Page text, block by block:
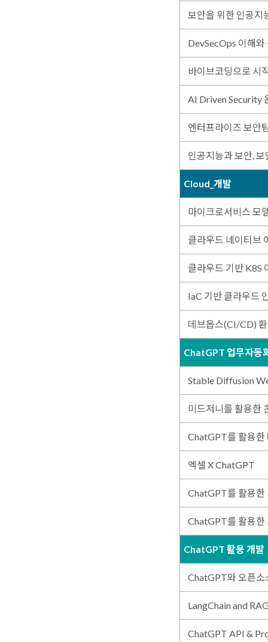
보안을 위한 인공지
DevSecOps 이해와
바이브코딩으로 시
AI Driven Security
엔터프라이즈 보안
인공지능과 보안,
Cloud_개발
마이크로서비스 모
클라우드 네이티브
클라우드 기반 K8S
IaC 기반 클라우드
데브옵스(CI/CD)
ChatGPT 업무자동
Stable Diffusion
미드저니를 활용한
ChatGPT를 활용한
엑셀 X ChatGPT
ChatGPT를 활용한
ChatGPT를 활용한
ChatGPT 활용 개발
ChatGPT와 오픈소
LangChain and
ChatGPT API &